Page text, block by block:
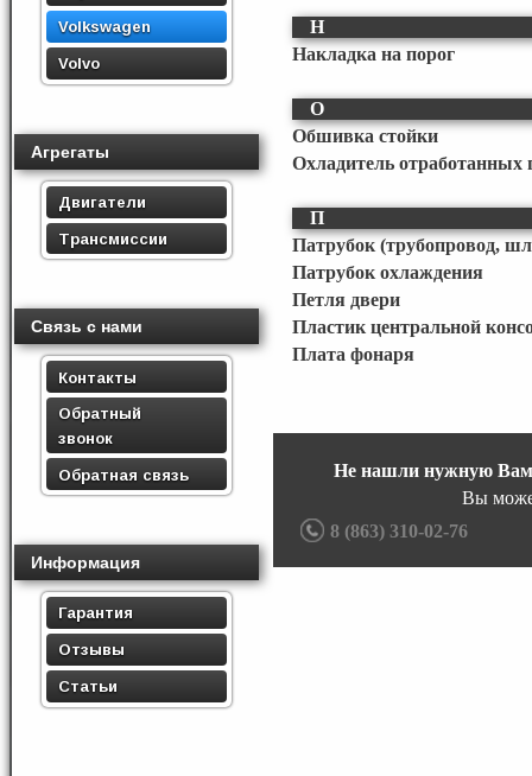
Volkswagen
Volvo
Агрегаты
Двигатели
Трансмиссии
Связь с нами
Контакты
Обратный
звонок
Обратная связь
Информация
Гарантия
Отзывы
Статьи
Н
Накладка на порог
О
Обшивка стойки
Охладитель отработанных
П
Патрубок (трубопровод,
Патрубок охлаждения
Петля двери
Пластик центральной
Плата фонаря
Не нашли нужную Вам
Вы
8 (863) 310-02-76